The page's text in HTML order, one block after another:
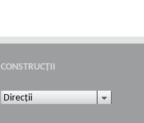
CONSTRUCȚII
Direcții